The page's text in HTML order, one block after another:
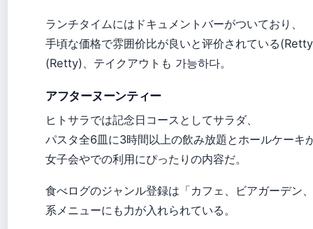
ランチタイムにはドキュメントバーがついており、
手頃な価格で雰囲价比が良いと评价されている
(Retty)、テイクアウトも 가능하다。
アフターヌーンティー
ヒトサラでは記念日コースとしてサラダ、
パスタ全6皿に3時間以上の飲み放題とホールケーキ
女子会やでの利用にぴったりの内容だ。
食べログのジャンル登録は「カフェ、ビアガーデン
系メニューにも力が入れられている。